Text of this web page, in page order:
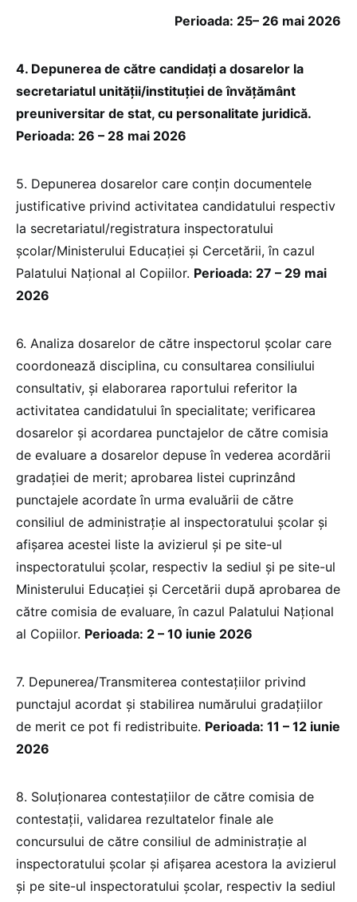
Perioada: 25– 26 mai 2026
4. Depunerea de către candidaţi a dosarelor la
secretariatul unităţii/instituţiei de învăţământ
preuniversitar de stat, cu personalitate juridică.
Perioada: 26 – 28 mai 2026
5. Depunerea dosarelor care conţin documentele
justificative privind activitatea candidatului respectiv
la secretariatul/registratura inspectoratului
şcolar/Ministerului Educației și Cercetării, în cazul
Palatului Naţional al Copiilor. Perioada: 27 – 29 mai
2026
6. Analiza dosarelor de către inspectorul şcolar care
coordonează disciplina, cu consultarea consiliului
consultativ, şi elaborarea raportului referitor la
activitatea candidatului în specialitate; verificarea
dosarelor şi acordarea punctajelor de către comisia
de evaluare a dosarelor depuse în vederea acordării
gradaţiei de merit; aprobarea listei cuprinzând
punctajele acordate în urma evaluării de către
consiliul de administraţie al inspectoratului şcolar şi
afişarea acestei liste la avizierul şi pe site-ul
inspectoratului şcolar, respectiv la sediul şi pe site-ul
Ministerului Educației și Cercetării după aprobarea de
către comisia de evaluare, în cazul Palatului Naţional
al Copiilor. Perioada: 2 – 10 iunie 2026
7. Depunerea/Transmiterea contestaţiilor privind
punctajul acordat şi stabilirea numărului gradaţiilor
de merit ce pot fi redistribuite. Perioada: 11 – 12 iunie
2026
8. Soluţionarea contestaţiilor de către comisia de
contestaţii, validarea rezultatelor finale ale
concursului de către consiliul de administraţie al
inspectoratului şcolar şi afişarea acestora la avizierul
şi pe site-ul inspectoratului şcolar, respectiv la sediul